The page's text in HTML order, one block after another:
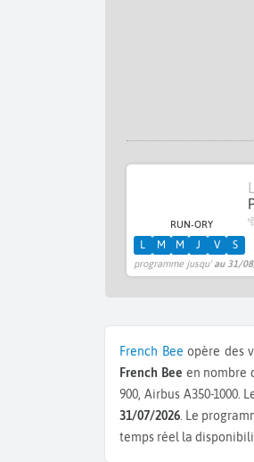
RUN-ORY
programme jusqu'au 31/
L M M J V S
French Bee opère des
French Bee en nombre
900, Airbus A350-1000.
31/07/2026. Le
temps réel la